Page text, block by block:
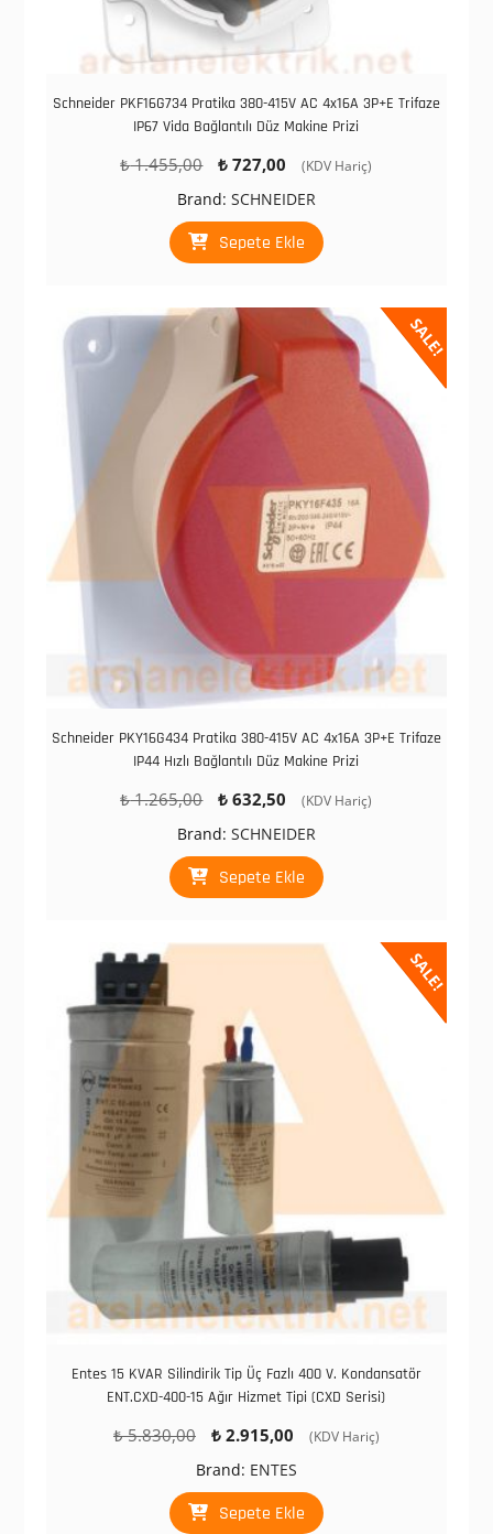
Schneider PKF16G734 Pratika 380-415V AC 4x16A 3P+E Trifaze
IP67 Vida Bağlantılı Düz Makine Prizi
₺1.455,00
Orijinal
₺ 1.455,00.
₺ 727,00
Şu
fiyat:
₺ 727,00.
(KDV Hariç)
Brand: SCHNEIDER
Sepete Ekle
SALE!
Schneider PKY16G434 Pratika 380-415V AC 4x16A 3P+E Trifaze
IP44 Hızlı Bağlantılı Düz Makine Prizi
₺1.265,00
Orijinal
fiyat:
₺ 1.265,00.
₺ 632,50
Şu
fiyat:
₺ 632,50.
(KDV Hariç)
Brand: SCHNEIDER
Sepete Ekle
SALE!
Entes 15 KVAR Silindirik Tip Üç Fazlı 400 V. Kondansatör
ENT.CXD-400-15 Ağır Hizmet Tipi (CXD Serisi)
₺5.830,00
Orijinal
₺ 5.830,00.
₺2.915,00
Şu
₺ 2.915,00.
(KDV Hariç)
Brand: ENTES
Sepete Ekle